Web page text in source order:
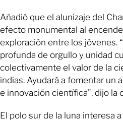
Añadió que el alunizaje del
efecto monumental al
exploración entre los jóvenes.
profunda de orgullo y unidad
colectivamente el valor de la
indias. Ayudará a fomentar un
e innovación científica”, dijo la
El polo sur de la luna interesa